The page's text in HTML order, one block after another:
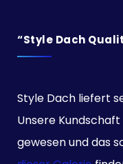
“Style Dach
Style Dach liefert
Unsere
gewesen und das